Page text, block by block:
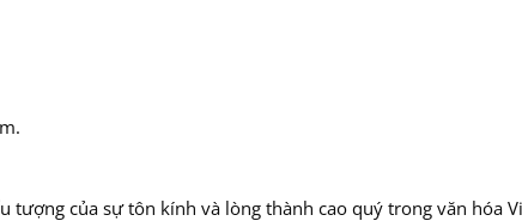
tượng của sự tôn kính và lòng thành cao quý trong văn hóa